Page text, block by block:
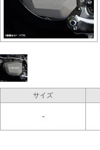
サイズ
-